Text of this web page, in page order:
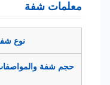
معلمات شفة
نوع شفة
حجم شفة والمواصفات